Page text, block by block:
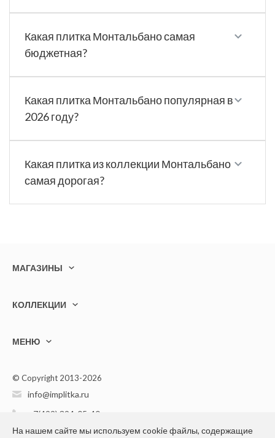
Какая плитка Монтальбано самая
бюджетная?
Какая плитка Монтальбано популярная в
2026 году?
Какая плитка из коллекции Монтальбано
самая дорогая?
МАГАЗИНЫ
КОЛЛЕКЦИИ
МЕНЮ
© Copyright 2013-2026
info@implitka.ru
+7(499) 394-05-40
На нашем сайте мы используем cookie файлы, содержащие